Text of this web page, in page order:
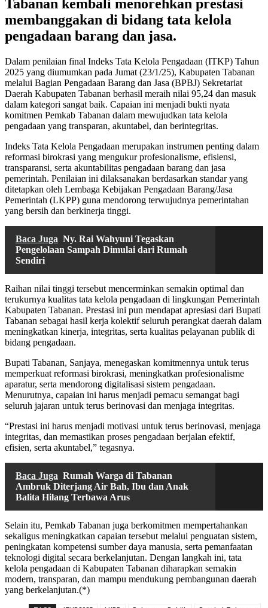
Tabanan kembali menorehkan prestasi
membanggakan di bidang tata kelola
pengadaan barang dan jasa.
Dalam penilaian final Indeks Tata Kelola Pengadaan (ITKP) Tahun
2025 yang diumumkan pada Jumat (23/1/25), Kabupaten Tabanan
melalui Bagian Pengadaan Barang dan Jasa (BPBJ) Sekretariat
Daerah Kabupaten Tabanan berhasil meraih nilai 95,24 dan masuk
dalam kategori sangat baik. Capaian ini menjadi bukti nyata
komitmen Pemkab Tabanan dalam mewujudkan tata kelola
pengadaan yang transparan, akuntabel, dan berintegritas.
Indeks Tata Kelola Pengadaan merupakan instrumen penting dalam
reformasi birokrasi yang mengukur profesionalisme, efisiensi,
transparansi, serta akuntabilitas pengadaan barang dan jasa
pemerintah. Penilaian ini dilaksanakan berdasarkan standar yang
ditetapkan oleh Lembaga Kebijakan Pengadaan Barang/Jasa
Pemerintah (LKPP) guna mendorong terwujudnya pemerintahan
yang bersih dan berkinerja tinggi.
Baca Juga Ny. Rai Wahyuni Tegaskan
Pengelolaan Sampah Dimulai dari Rumah
Sendiri
Raihan nilai tinggi tersebut mencerminkan semakin optimal dan
terukurnya kualitas tata kelola pengadaan di lingkungan Pemerintah
Kabupaten Tabanan. Prestasi ini pun mendapat apresiasi dari Bupati
Tabanan sebagai hasil kerja kolektif seluruh perangkat daerah dalam
meningkatkan kinerja, integritas, serta kualitas pelayanan publik di
bidang pengadaan.
Bupati Tabanan, Sanjaya, menegaskan komitmennya untuk terus
memperkuat reformasi birokrasi, meningkatkan profesionalisme
aparatur, serta mendorong digitalisasi sistem pengadaan.
Menurutnya, capaian ini harus menjadi pemacu semangat bagi
seluruh jajaran untuk terus berinovasi dan menjaga integritas.
“Prestasi ini harus menjadi motivasi untuk terus berinovasi, menjaga
integritas, dan memastikan proses pengadaan berjalan efektif,
efisien, serta akuntabel,” tegasnya.
Baca Juga Rumah Warga di Tabanan
Ambruk Diterjang Air Bah, Ibu dan Anak
Balita Hilang Terbawa Arus
Selain itu, Pemkab Tabanan juga berkomitmen mempertahankan
sekaligus meningkatkan capaian tersebut melalui penguatan sistem,
peningkatan kompetensi sumber daya manusia, serta pemanfaatan
teknologi digital secara berkelanjutan. Dengan langkah ini, tata
kelola pengadaan di Kabupaten Tabanan diharapkan semakin
modern, transparan, dan mampu mendukung pembangunan daerah
yang berkelanjutan.(*)